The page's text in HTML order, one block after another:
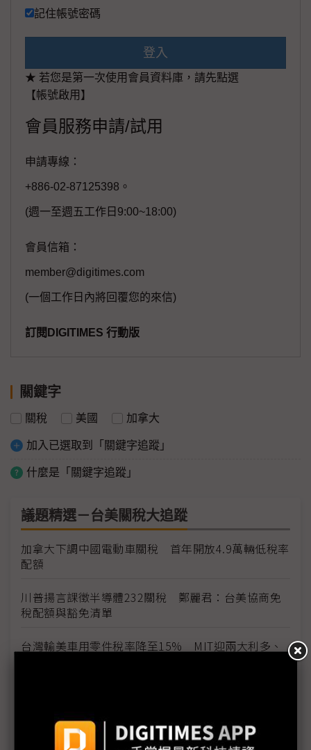
記住帳號密碼
登入
★ 若您是第一次使用會員資料庫，請先點選
【帳號啟用】
會員服務申請/試用
申請專線：
+886-02-87125398。
(週一至週五工作日9:00~18:00)
會員信箱：
member@digitimes.com
(一個工作日內將回覆您的來信)
訂閱DIGITIMES 行動版
關鍵字
關稅 美國 加拿大
加入已選取到「關鍵字追蹤」
什麼是「關鍵字追蹤」
議題精選－台美關稅大追蹤
加拿大下調中國電動車關稅 首年開放4.9萬輛低稅率
配額
川普揚言課徵半導體232關稅 鄭麗君：台美協商免
稅配額與豁免清單
台灣輸美車用零件稅率降至15% MIT迎兩大利多、
台美關稅與能源價格成兩大關鍵 尚騰看好2H26車市